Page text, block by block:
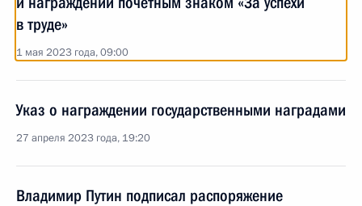
в труде»
1 мая 2023 года, 09:00
Указ о награждении государственными наградами
27 апреля 2023 года, 19:20
Владимир Путин подписал распоряжение